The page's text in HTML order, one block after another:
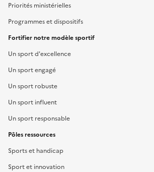
Priorités ministérielles
Programmes et dispositifs
Fortifier notre modèle sportif
Un sport d'excellence
Un sport engagé
Un sport robuste
Un sport influent
Un sport responsable
Pôles ressources
Sports et handicap
Sport et innovation